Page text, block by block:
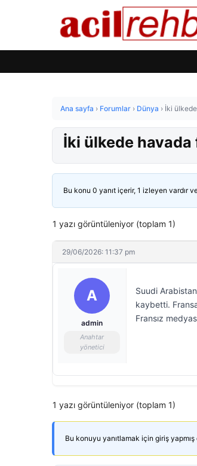
Ana sayfa › Forumlar › Dünya › İki
İki ülkede havada
Bu konu 0 yanıt içerir, 1 izleyen vardır
1 yazı görüntüleniyor (toplam 1)
29/06/2026: 11:37 pm
A
admin
Anahtar
yönetici
Suudi
kaybetti.
Fransız
1 yazı görüntüleniyor (toplam 1)
Bu konuyu yanıtlamak için giriş yapmış